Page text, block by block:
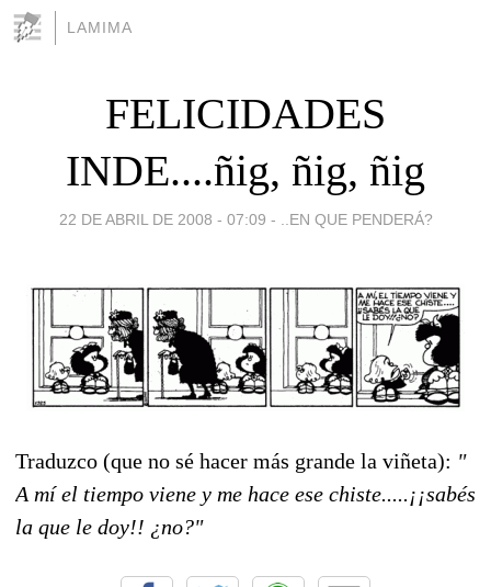
LAMIMA
FELICIDADES
INDE....ñig, ñig, ñig
22 DE ABRIL DE 2008 - 07:09 - ..EN QUE PENDERÁ?
Traduzco (que no sé hacer más grande la viñeta): "
A mí el tiempo viene y me hace ese chiste.....¡¡sabés
la que le doy!! ¿no?"